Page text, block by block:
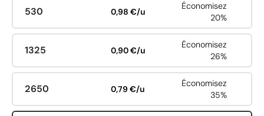
530 0,98 €/u
Économisez
20%
1325 0,90 €/u
Économisez
26%
2650 0,79 €/u
Économisez
35%